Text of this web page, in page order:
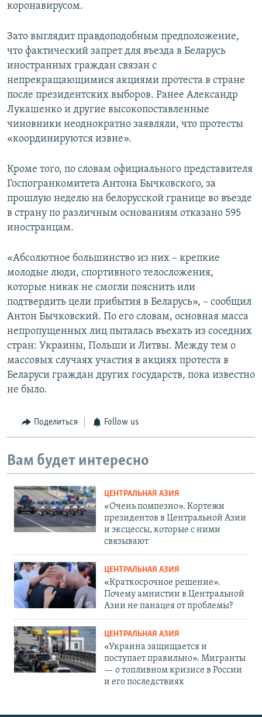
коронавирусом.
Зато выглядит правдоподобным предположение,
что фактический запрет для въезда в Беларусь
иностранных граждан связан с
непрекращающимися акциями протеста в стране
после президентских выборов. Ранее Александр
Лукашенко и другие высокопоставленные
чиновники неоднократно заявляли, что протесты
«координируются извне».
Кроме того, по словам официального представителя
Госпогранкомитета Антона Бычковского, за
прошлую неделю на белорусской границе во въезде
в страну по различным основаниям отказано 595
иностранцам.
«Абсолютное большинство из них – крепкие
молодые люди, спортивного телосложения,
которые никак не смогли пояснить или
подтвердить цели прибытия в Беларусь», – сообщил
Антон Бычковский. По его словам, основная масса
непропущенных лиц пыталась въехать из соседних
стран: Украины, Польши и Литвы. Между тем о
массовых случаях участия в акциях протеста в
Беларуси граждан других государств, пока известно
не было.
Поделиться Follow us
Вам будет интересно
ЦЕНТРАЛЬНАЯ АЗИЯ
«Очень помпезно». Кортежи
президентов в Центральной Азии
и эксцессы, которые с ними
связывают
ЦЕНТРАЛЬНАЯ АЗИЯ
«Краткосрочное решение».
Почему амнистии в Центральной
Азии не панацея от проблемы?
ЦЕНТРАЛЬНАЯ АЗИЯ
«Украина защищается и
поступает правильно». Мигранты
— о топливном кризисе в России
и его последствиях